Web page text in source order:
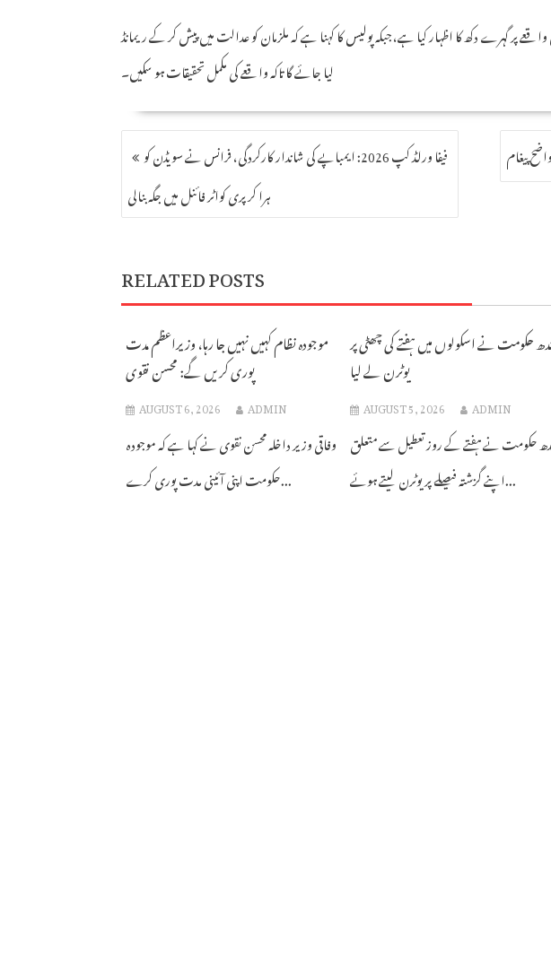
گہرے دکھ کا اظہار کیا ہے، جبکہ پولیس کا کہنا ہے کہ ملزمان کو عدالت میں پیش کر کے ریمانڈ
لیا جائے گا تاکہ واقعے کی مکمل تحقیقات ہو سکیں۔
POST
NAVIGATION
فیفا ورلڈ کپ 2026: ایمباپے کی شاندار کارکردگی، فرانس نے سویڈن کو
ہرا کر پری کواٹر فائنل میں جگہ بنالی
پیغام
RELATED POSTS
موجودہ نظام کہیں نہیں جا رہا، وزیراعظم مدت
پوری کریں گے: محسن نقوی
AUGUST 6, 2026 ADMIN
وفاقی وزیر داخلہ محسن نقوی نے کہا ہے کہ موجودہ
حکومت اپنی آئینی مدت پوری کرے...
حکومت نے اسکولوں میں ہفتے کی چھٹی پر
یوٹرن لے لیا
AUGUST 5, 2026 ADMIN
حکومت نے ہفتے کے روز تعطیل سے متعلق
اپنے گزشتہ فیصلے پر یوٹرن لیتے ہوئے...